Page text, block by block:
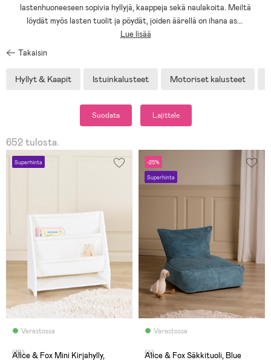
lastenhuoneeseen sopivia hyllyjä, kaappeja sekä naulakoita. Meiltä
löydät myös lasten tuolit ja pöydät, joiden äärellä on ihana as...
Lue lisää
Takaisin
Hyllyt & Kaapit Istuinkalusteet Motoriset kalusteet
Suodata Lajittele
652 tulosta.
Superhinta
Varastossa
(19)
Alice & Fox Mini Kirjahylly,
-25%
Superhinta
Varastossa
(4)
Alice & Fox Säkkituoli, Blue